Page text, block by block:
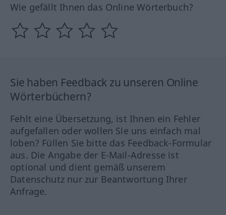
Wie gefällt Ihnen das Online Wörterbuch?
Sie haben Feedback zu unseren Online
Wörterbüchern?
Fehlt eine Übersetzung, ist Ihnen ein Fehler
aufgefallen oder wollen Sie uns einfach mal
loben? Füllen Sie bitte das Feedback-Formular
aus. Die Angabe der E-Mail-Adresse ist
optional und dient gemäß unserem
Datenschutz nur zur Beantwortung Ihrer
Anfrage.